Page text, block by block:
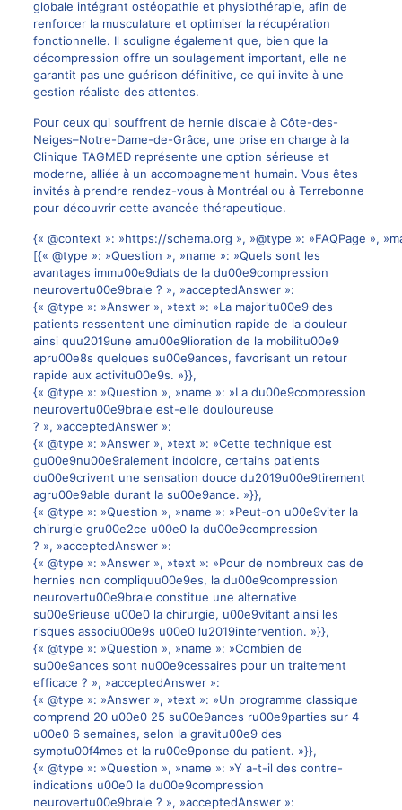
globale intégrant ostéopathie et physiothérapie, afin de
renforcer la musculature et optimiser la récupération
fonctionnelle. Il souligne également que, bien que la
décompression offre un soulagement important, elle ne
garantit pas une guérison définitive, ce qui invite à une
gestion réaliste des attentes.
Pour ceux qui souffrent de hernie discale à Côte-des-
Neiges–Notre-Dame-de-Grâce, une prise en charge à la
Clinique TAGMED représente une option sérieuse et
moderne, alliée à un accompagnement humain. Vous êtes
invités à prendre rendez-vous à Montréal ou à Terrebonne
pour découvrir cette avancée thérapeutique.
{« @context »: »https://schema.org », »@type »: »FAQPage »,
[{« @type »: »Question », »name »: »Quels sont les
avantages immu00e9diats de la du00e9compression
neurovertu00e9brale ? », »acceptedAnswer »:
{« @type »: »Answer », »text »: »La majoritu00e9 des
patients ressentent une diminution rapide de la douleur
ainsi quu2019une amu00e9lioration de la mobilitu00e9
apru00e8s quelques su00e9ances, favorisant un retour
rapide aux activitu00e9s. »}},
{« @type »: »Question », »name »: »La du00e9compression
neurovertu00e9brale est-elle douloureuse
? », »acceptedAnswer »:
{« @type »: »Answer », »text »: »Cette technique est
gu00e9nu00e9ralement indolore, certains patients
du00e9crivent une sensation douce du2019u00e9tirement
agru00e9able durant la su00e9ance. »}},
{« @type »: »Question », »name »: »Peut-on u00e9viter la
chirurgie gru00e2ce u00e0 la du00e9compression
? », »acceptedAnswer »:
{« @type »: »Answer », »text »: »Pour de nombreux cas de
hernies non compliquu00e9es, la du00e9compression
neurovertu00e9brale constitue une alternative
su00e9rieuse u00e0 la chirurgie, u00e9vitant ainsi les
risques associu00e9s u00e0 lu2019intervention. »}},
{« @type »: »Question », »name »: »Combien de
su00e9ances sont nu00e9cessaires pour un traitement
efficace ? », »acceptedAnswer »:
{« @type »: »Answer », »text »: »Un programme classique
comprend 20 u00e0 25 su00e9ances ru00e9parties sur 4
u00e0 6 semaines, selon la gravitu00e9 des
symptu00f4mes et la ru00e9ponse du patient. »}},
{« @type »: »Question », »name »: »Y a-t-il des contre-
indications u00e0 la du00e9compression
neurovertu00e9brale ? », »acceptedAnswer »: